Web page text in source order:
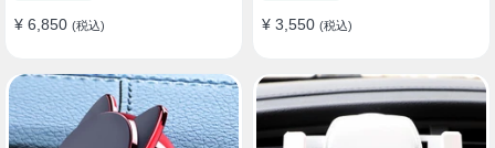
¥ 6,850 (税込) ¥ 3,550 (税込)